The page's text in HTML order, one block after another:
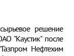
решение
"Каустик" после
Нефтехим